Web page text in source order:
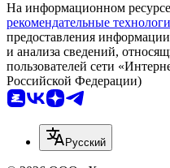
На информационном
рекомендательные
предоставления
и анализа сведений,
пользователей сети
Российской Федерации)
Русский